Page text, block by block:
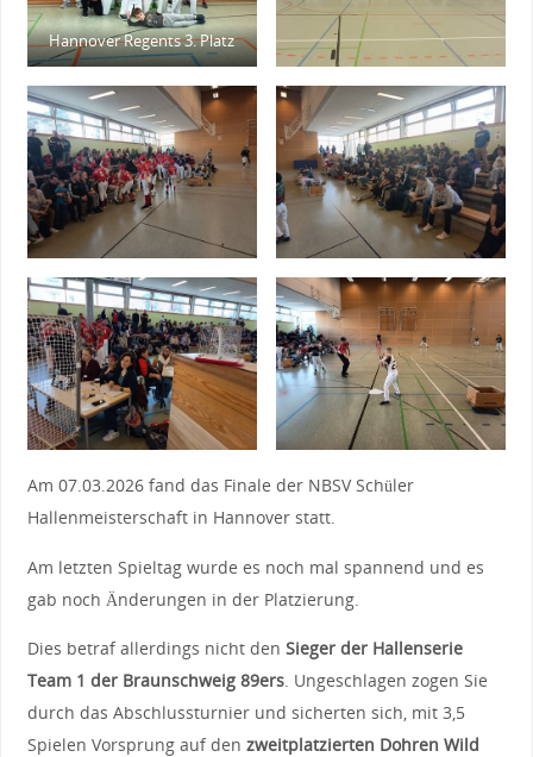
Hannover Regents 3. Platz
Am 07.03.2026 fand das Finale der NBSV Schüler
Hallenmeisterschaft in Hannover statt.
Am letzten Spieltag wurde es noch mal spannend und es
gab noch Änderungen in der Platzierung.
Dies betraf allerdings nicht den Sieger der Hallenserie
Team 1 der Braunschweig 89ers. Ungeschlagen zogen Sie
durch das Abschlussturnier und sicherten sich, mit 3,5
Spielen Vorsprung auf den zweitplatzierten Dohren Wild